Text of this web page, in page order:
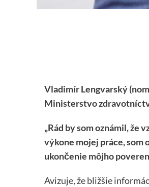
Vladimír Lengvarský
Ministerstvo
„Rád by som oznámil, že
výkone mojej práce, som
ukončenie môjho
Avizuje, že bližšie